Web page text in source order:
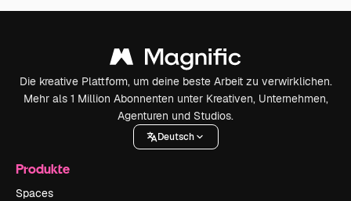
Die kreative Plattform, um deine beste Arbeit zu verwirklichen.
Mehr als 1 Million Abonnenten unter Kreativen, Unternehmen,
Agenturen und Studios.
Deutsch
Produkte
Spaces